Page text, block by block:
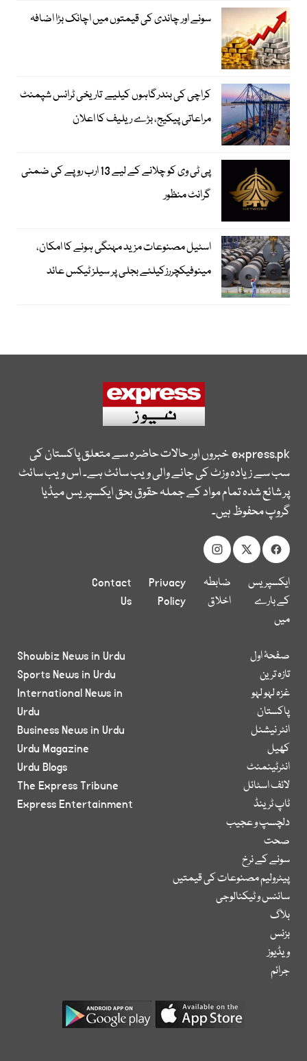
سونے اور چاندی کی قیمتوں میں اچانک بڑا اضافہ
کراچی کی بندرگاہوں کیلیے تاریخی ٹرانس شپمنٹ
مراعاتی پیکیج، بڑے ریلیف کا اعلان
پی ٹی وی کو چلانے کے لیے 13 ارب روپے کی ضمنی
گرانٹ منظور
اسٹیل مصنوعات مزید مہنگی ہونے کا امکان،
مینوفیکچررزکیلئے بجلی پر سیلز ٹیکس عائد
express.pkخبروں اور حالات حاضرہ سے متعلق پاکستان کی
سب سے زیادہ وزٹ کی جانے والی ویب سائٹ ہے۔ اس ویب سائٹ
پر شائع شدہ تمام مواد کے جملہ حقوق بحق ایکسپریس میڈیا
گروپ محفوظ ہیں۔
ایکسپریس
کے بارے
میں
ضابطہ
اخلاق
Privacy
Policy
Contact
Us
صفحۂ اول
تازہ ترین
غزہ لہو لہو
پاکستان
انٹر نیشنل
کھیل
انٹرٹینمنٹ
لائف اسٹائل
ٹاپ ٹرینڈ
دلچسپ و عجیب
صحت
سونے کے نرخ
پیٹرولیم مصنوعات کی قیمتیں
سائنس و ٹیکنالوجی
بلاگ
بزنس
ویڈیوز
جرائم
Showbiz News in Urdu
Sports News in Urdu
International News in
Urdu
Business News in Urdu
Urdu Magazine
Urdu Blogs
The Express Tribune
Express Entertainment